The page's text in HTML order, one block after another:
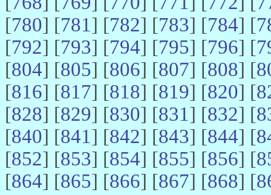
[780] [781] [782] [783] [784] [
[792] [793] [794] [795] [796] [
[804] [805] [806] [807] [808] [
[816] [817] [818] [819] [820] [
[828] [829] [830] [831] [832] [
[840] [841] [842] [843] [844] [
[852] [853] [854] [855] [856] [
[864] [865] [866] [867] [868] [